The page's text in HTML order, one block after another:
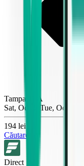
Tampa TPA
Sat, Oct 3–Tue, Oct 6
194 lei
Căutare
Direct